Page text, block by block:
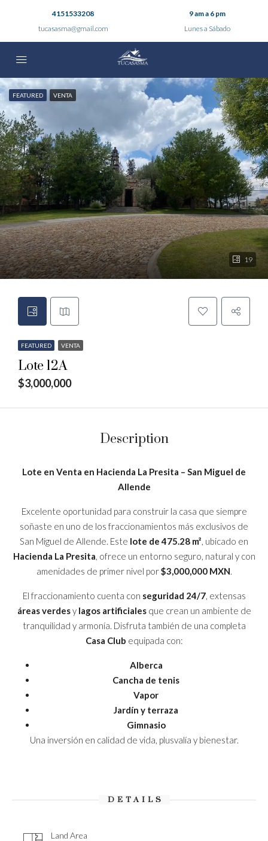
4151533208
tucasasma@gmail.com
9 am a 6 pm
Lunes a Sábado
19
FEATURED VENTA
FEATURED VENTA
Lote 12A
$3,000,000
Description
Lote en Venta en Hacienda La Presita – San Miguel de
Allende
Excelente oportunidad para construir la casa que siempre
soñaste en uno de los fraccionamientos más exclusivos de
San Miguel de Allende. Este lote de 475.28 m², ubicado en
Hacienda La Presita, ofrece un entorno seguro, natural y con
amenidades de primer nivel por$3,000,000 MXN.
El fraccionamiento cuenta con seguridad 24/7, extensas
áreas verdesy lagos artificialesque crean un ambiente de
tranquilidad y armonía. Disfruta también de una completa
Casa Club equipada con:
Alberca
Cancha de tenis
Vapor
Jardín y terraza
Gimnasio
Una inversión en calidad de vida, plusvalía y bienestar.
DETAILS
Land Area